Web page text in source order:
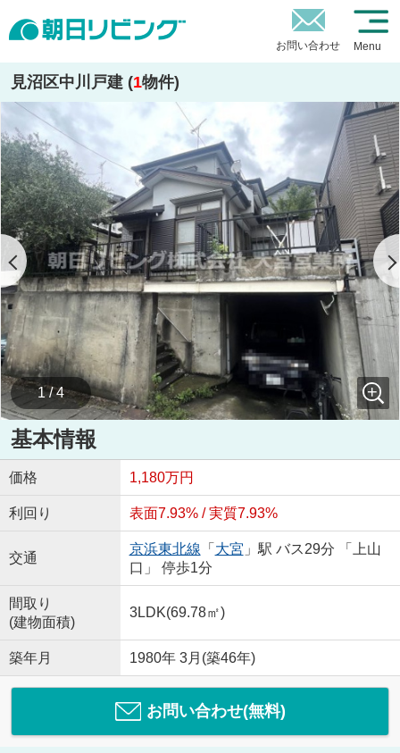
お問い合わせ Menu
見沼区中川戸建 (1物件)
1 / 4
基本情報
価格 1,180万円
利回り 表面7.93% / 実質7.93%
交通
京浜東北線 「 大宮 」駅 バス29分 「上山
口」 停歩1分
間取り
(建物面積)
3LDK(69.78㎡)
築年月 1980年 3月(築46年)
お問い合わせ(無料)